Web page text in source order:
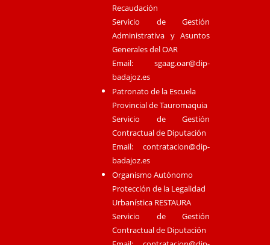
Recaudación
Servicio de Gestión
Administrativa y Asuntos
Generales del OAR
Email:sgaag.oar@dip-
badajoz.es
Patronato de la Escuela
Provincial de Tauromaquia
Servicio de Gestión
Contractual de Diputación
Email:contratacion@dip-
badajoz.es
Organismo Autónomo
Protección de la Legalidad
Urbanística RESTAURA
Servicio de Gestión
Contractual de Diputación